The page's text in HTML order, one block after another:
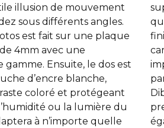
illusion de mouvement
sous différents angles.
est fait sur une plaque
4mm avec une
Ensuite, le dos est
d’encre blanche,
coloré et protégeant
ou la lumière du
à n’importe quelle